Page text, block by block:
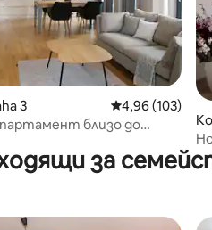
229 отзива
3 Средна
4,96 (103)
близо до
за